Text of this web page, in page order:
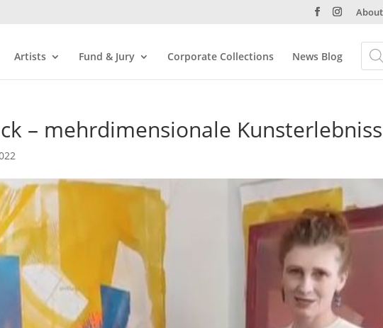
About
Artists Fund & Jury Corporate Collections News Blog
– mehrdimensionale